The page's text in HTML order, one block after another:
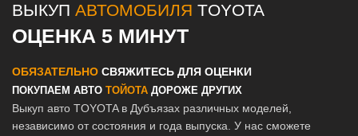
ВЫКУП АВТОМОБИЛЯ TOYOTA
ОЦЕНКА 5 МИНУТ
ОБЯЗАТЕЛЬНО СВЯЖИТЕСЬ ДЛЯ ОЦЕНКИ
ПОКУПАЕМ АВТО ТОЙОТА ДОРОЖЕ ДРУГИХ
Выкуп авто TOYOTA в Дубъязах различных моделей,
независимо от состояния и года выпуска. У нас сможете